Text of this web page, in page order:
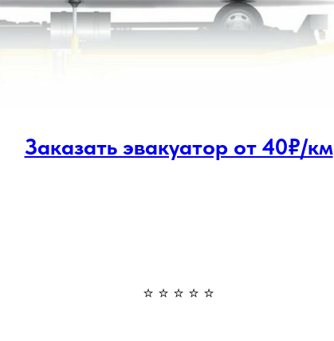
Заказать эвакуатор от 40₽/км
⭐ ⭐ ⭐ ⭐ ⭐